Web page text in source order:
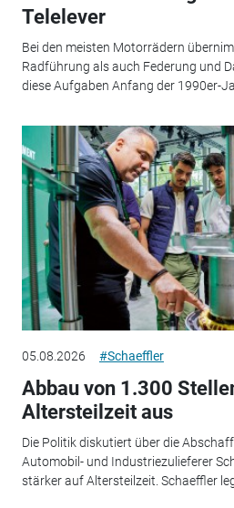
Telelever
Bei den meisten Motorrädern
Radführung als auch Federung und
diese Aufgaben Anfang der 1990er-
05.08.2026 #Schaeffler
Abbau von 1.300
Altersteilzeit aus
Die Politik diskutiert über die
Automobil- und Industriezulieferer
stärker auf Altersteilzeit. Schaeffler